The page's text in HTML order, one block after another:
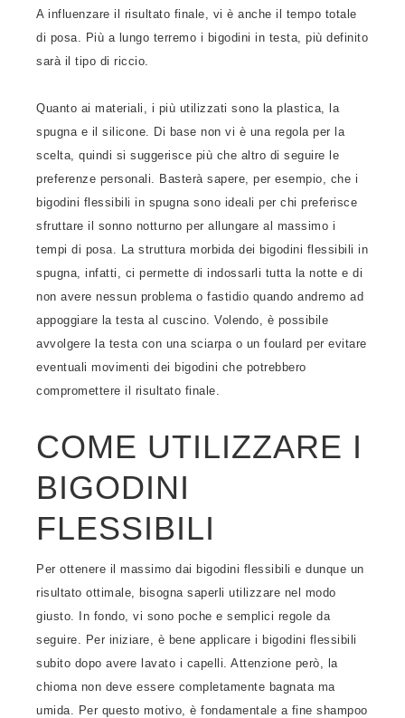
A influenzare il risultato finale, vi è anche il tempo totale
di posa. Più a lungo terremo i bigodini in testa, più definito
sarà il tipo di riccio.
Quanto ai materiali, i più utilizzati sono la plastica, la
spugna e il silicone. Di base non vi è una regola per la
scelta, quindi si suggerisce più che altro di seguire le
preferenze personali. Basterà sapere, per esempio, che i
bigodini flessibili in spugna sono ideali per chi preferisce
sfruttare il sonno notturno per allungare al massimo i
tempi di posa. La struttura morbida dei bigodini flessibili in
spugna, infatti, ci permette di indossarli tutta la notte e di
non avere nessun problema o fastidio quando andremo ad
appoggiare la testa al cuscino. Volendo, è possibile
avvolgere la testa con una sciarpa o un foulard per evitare
eventuali movimenti dei bigodini che potrebbero
compromettere il risultato finale.
COME UTILIZZARE I
BIGODINI
FLESSIBILI
Per ottenere il massimo dai bigodini flessibili e dunque un
risultato ottimale, bisogna saperli utilizzare nel modo
giusto. In fondo, vi sono poche e semplici regole da
seguire. Per iniziare, è bene applicare i bigodini flessibili
subito dopo avere lavato i capelli. Attenzione però, la
chioma non deve essere completamente bagnata ma
umida. Per questo motivo, è fondamentale a fine shampoo